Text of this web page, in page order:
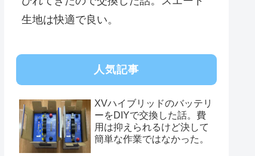
生地は快適で良い。
人気記事
XVハイブリッドのバッテリ
ーをDIYで交換した話。費
用は抑えられるけど決して
簡単な作業ではなかった。